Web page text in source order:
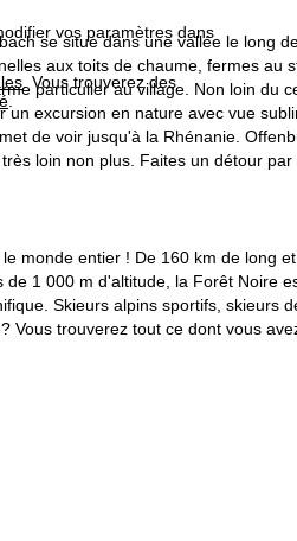
vos paramètres dans
. Vous trouverez des
.
se situe dans une vallée le long
aux toits de chaume, fermes au
particulier au village. Non loin du
excursion en nature avec vue
de voir jusqu'à la Rhénanie.
loin non plus. Faites un détour
monde entier ! De 160 km de long
1 000 m d'altitude, la Forêt Noire
Skieurs alpins sportifs, skieurs
trouverez tout ce dont vous